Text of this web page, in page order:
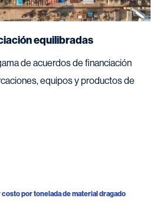
equilibradas
de acuerdos de financiación
equipos y productos de
costo por tonelada de material dragado